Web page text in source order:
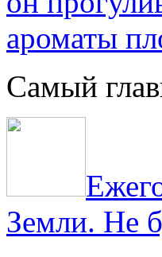
ароматы
Самый
Земли. Не